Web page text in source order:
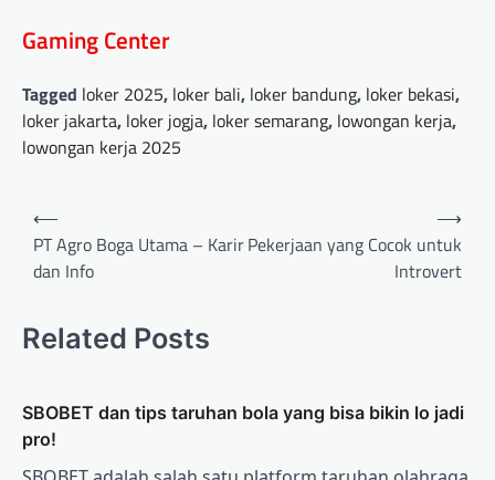
Gaming Center
Tagged loker 2025, loker bali, loker bandung, loker bekasi,
loker jakarta, loker jogja, loker semarang, lowongan kerja,
lowongan kerja 2025
Post
navigation
⟵
PT Agro Boga Utama – Karir
dan Info
Pekerjaan yang Cocok untuk
Introvert
⟶
Related Posts
SBOBET dan tips taruhan bola yang bisa bikin lo jadi
pro!